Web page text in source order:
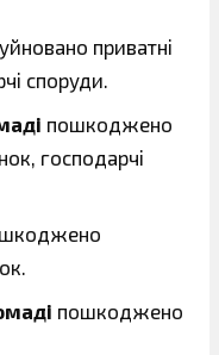
приватні
споруди.
пошкоджено
господарчі
пошкоджено